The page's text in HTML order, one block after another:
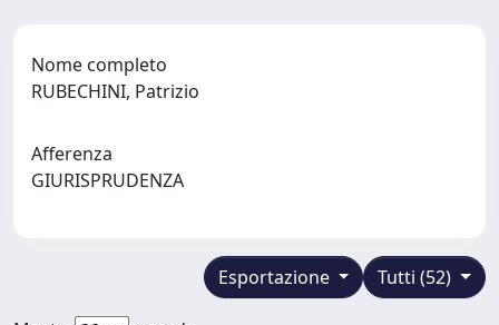
Nome completo
RUBECHINI, Patrizio
Afferenza
GIURISPRUDENZA
Tutti (52)
Esportazione